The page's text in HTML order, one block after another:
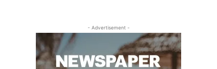
- Advertisement -